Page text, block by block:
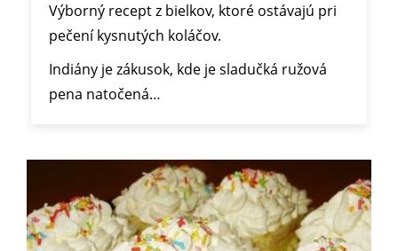
Výborný recept z bielkov, ktoré ostávajú pri
pečení kysnutých koláčov.
Indiány je zákusok, kde je sladučká ružová
pena natočená…